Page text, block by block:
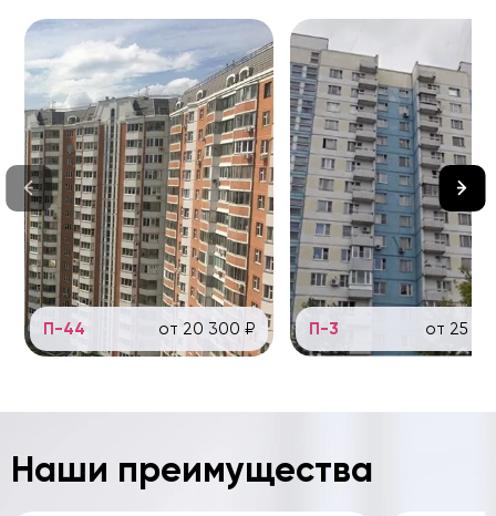
П-44 от 20 300 ₽ П-3 от 25
Наши преимущества